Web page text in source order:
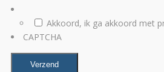
Akkoord, ik ga akkoord met
CAPTCHA